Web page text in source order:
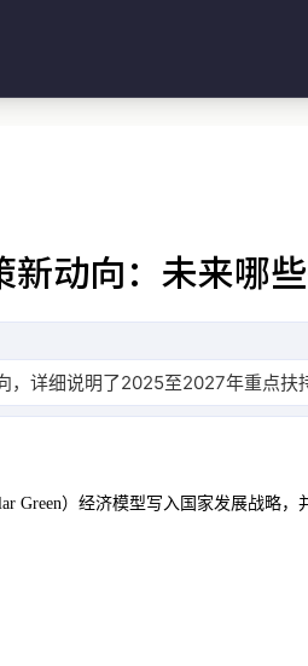
动向：未来哪些
详细说明了2025至2027年重点扶
Green）经济模型写入国家发展战略